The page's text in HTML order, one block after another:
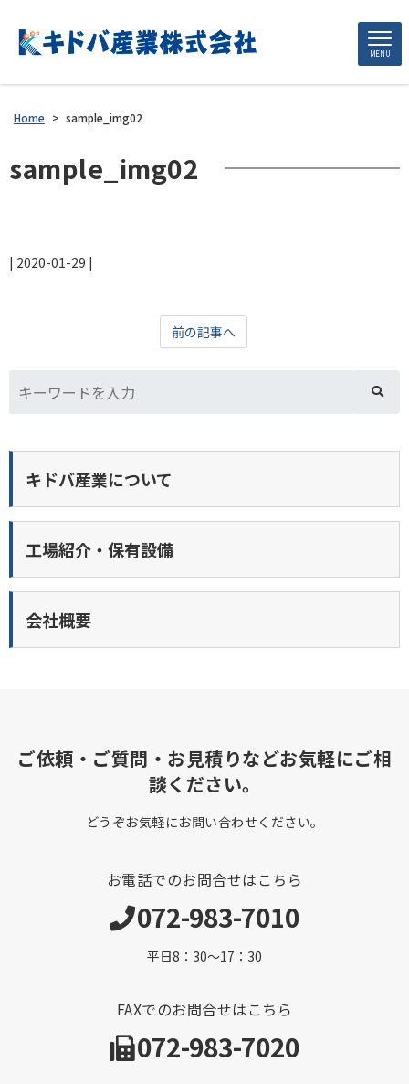
MENU
Home > sample_img02
sample_img02
| 2020-01-29 |
前の記事へ
キドバ産業について
工場紹介・保有設備
会社概要
ご依頼・ご質問・お見積りなどお気軽にご相
談ください。
どうぞお気軽にお問い合わせください。
お電話でのお問合せはこちら
072-983-7010
平日8：30～17：30
FAXでのお問合せはこちら
072-983-7020